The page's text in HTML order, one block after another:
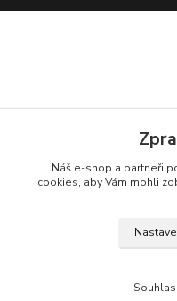
Náš e-shop a partneři
cookies, aby Vám mohli